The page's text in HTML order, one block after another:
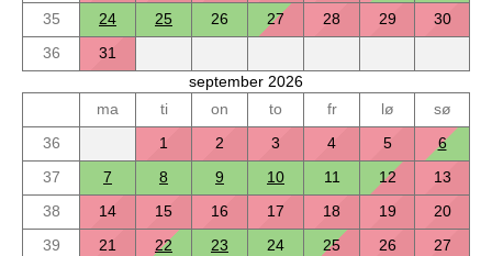
35
24 25 26 27 28 29
30
36
31
september 2026
ma
ti on to fr lø
sø
36
1 2 3 4 5
6
37
7 8 9 10 11 12
13
38
14 15 16 17 18 19
20
39
21 22 23 24 25 26
27